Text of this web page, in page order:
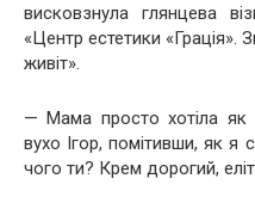
висковзнула глянцева
«Центр естетики
живіт».
— Мама просто хотіла
вухо Ігор, помітивши, як я
чого ти? Крем дорогий,